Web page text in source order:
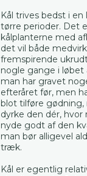
Kål trives bedst i
tørre perioder. Det
kålplanterne med
det vil både
fremspirende
nogle gange i
man har gravet
efteråret før, men
blot tilføre gødning,
dyrke den dér,
nyde godt af den
man bør alligevel
træk.
Kål er egentlig